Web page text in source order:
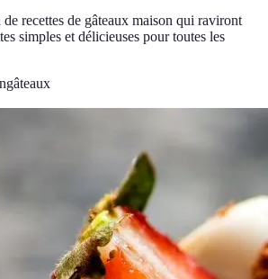
recettes de gâteaux maison qui raviront
simples et délicieuses pour toutes les
gâteaux